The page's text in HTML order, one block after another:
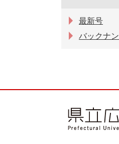
最新号
バックナ